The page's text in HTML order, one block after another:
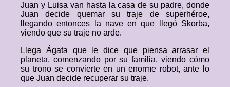
Juan y Luisa van hasta la casa de su padre, donde
Juan decide quemar su traje de superhéroe,
llegando entonces la nave en que llegó Skorba,
viendo que su traje no arde.
Llega Ágata que le dice que piensa arrasar el
planeta, comenzando por su familia, viendo cómo
su trono se convierte en un enorme robot, ante lo
que Juan decide recuperar su traje.